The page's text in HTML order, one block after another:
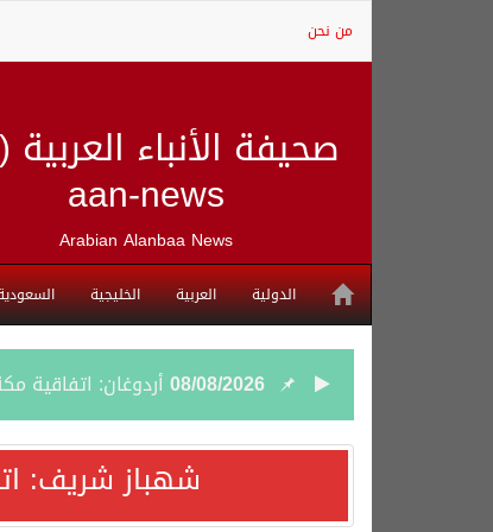
من نحن
صحيفة الأنباء
aan-news
Arabian Alanbaa News
الدولية العربية الخليجية
08/08/2026 أردوغان: اتفاقية
08/08/2026سمو وزير
شهباز شريف: